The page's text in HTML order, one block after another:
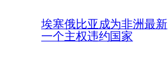
埃塞俄比亚成为非洲最新
一个主权违约国家